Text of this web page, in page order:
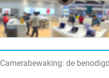
Camerabewaking: de